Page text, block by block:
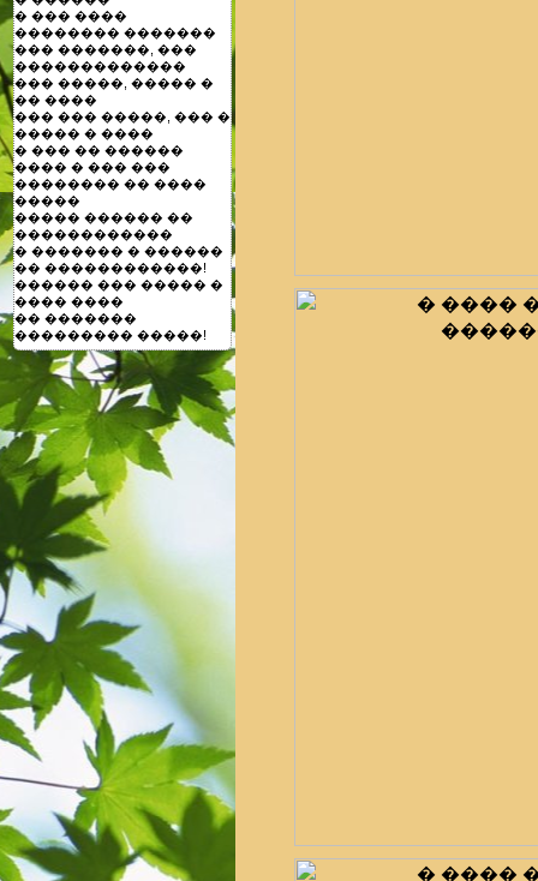
� ��� ����
�������� �������
��� �������, ���
�������������
��� �����, ����� �
�� ����
��� ��� �����, ��� �
����� � ����
� ��� �� ������
���� � ��� ���
�������� �� ����
�����
����� ������ ��
������������
� ������� � ������
�� ������������!
������ ��� ����� �
���� ����
�� �������
��������� �����!